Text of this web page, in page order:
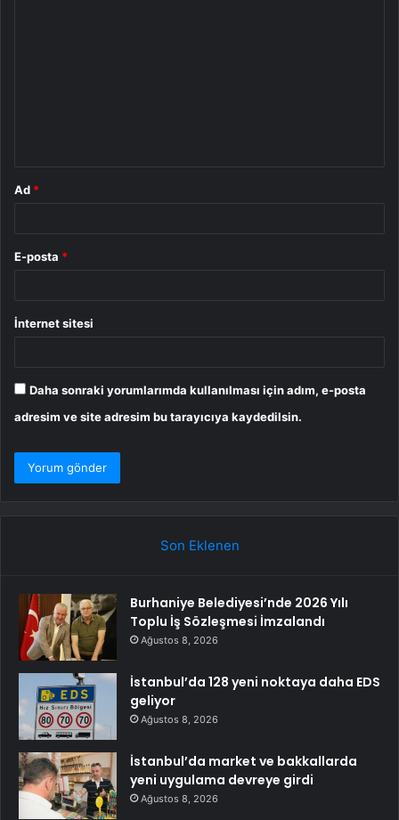
Ad *
E-posta *
İnternet sitesi
Daha sonraki yorumlarımda kullanılması için adım, e-posta
adresim ve site adresim bu tarayıcıya kaydedilsin.
Son Eklenen
Burhaniye Belediyesi’nde 2026 Yılı
Toplu İş Sözleşmesi İmzalandı
Ağustos 8, 2026
İstanbul’da 128 yeni noktaya daha EDS
geliyor
Ağustos 8, 2026
İstanbul’da market ve bakkallarda
yeni uygulama devreye girdi
Ağustos 8, 2026